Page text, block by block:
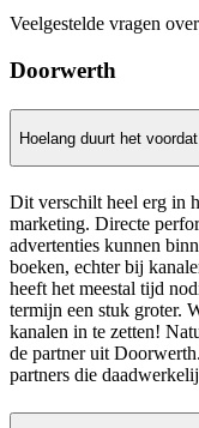
Veelgestelde vragen
Doorwerth
Hoelang duurt het
Dit verschilt heel erg in
marketing. Directe
advertenties kunnen
boeken, echter bij
heeft het meestal tijd
termijn een stuk groter.
kanalen in te zetten!
de partner uit
partners die